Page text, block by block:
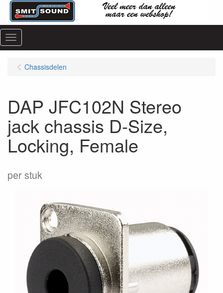
Menu
Chassisdelen
DAP JFC102N Stereo
jack chassis D-Size,
Locking, Female
per stuk